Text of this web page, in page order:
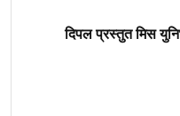
दिपल प्रस्तुत मिस